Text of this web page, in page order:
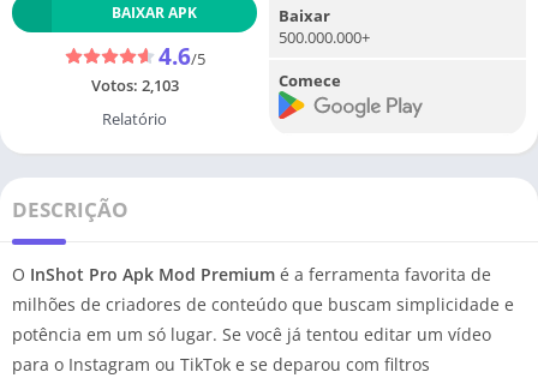
BAIXAR APK
4.6/5
Votos: 2,103
Relatório
Baixar
500.000.000+
Comece
DESCRIÇÃO
O InShot Pro Apk Mod Premium é a ferramenta favorita de
milhões de criadores de conteúdo que buscam simplicidade e
potência em um só lugar. Se você já tentou editar um vídeo
para o Instagram ou TikTok e se deparou com filtros